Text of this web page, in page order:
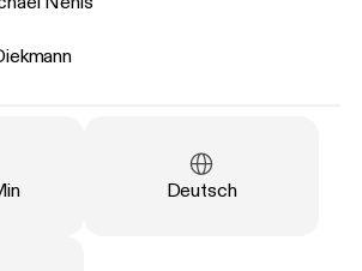
Zivilisationskrankheit schützen,
frühen Stadium sogar
Hörbuch voller konkreter
Nehls - Author
- Narrator
Sprache:
Deutsch